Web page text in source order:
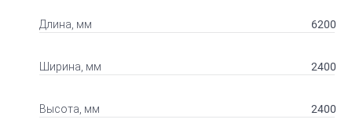
Длина, мм 6200
Ширина, мм 2400
Высота, мм 2400